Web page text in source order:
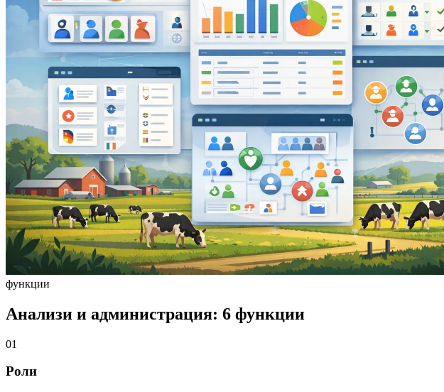
функции
Анализи и администрация: 6 функции
01
Роли